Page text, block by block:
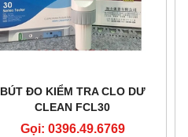
BÚT ĐO KIỂM TRA CLO DƯ
CLEAN FCL30
Gọi: 0396.49.6769